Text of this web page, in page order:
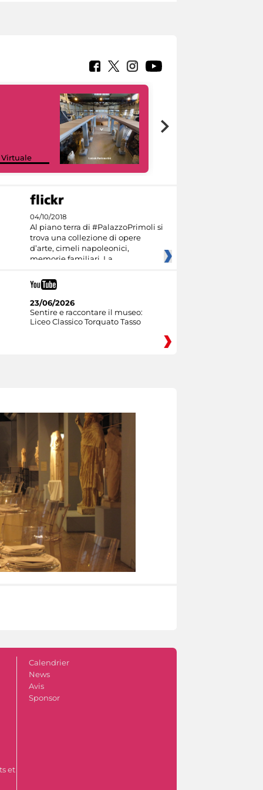
Virtuale
04/10/2018
Al piano terra di #PalazzoPrimoli si
trova una collezione di opere
d’arte, cimeli napoleonici,
memorie familiari. La
23/06/2026
Sentire e raccontare il museo:
Liceo Classico Torquato Tasso
et
Calendrier
News
Avis
Sponsor